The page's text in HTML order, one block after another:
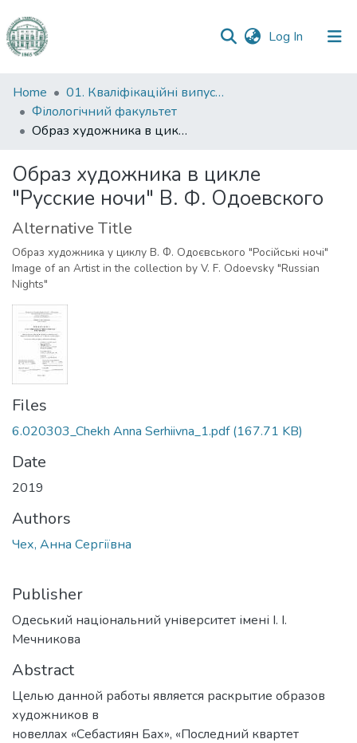
Log In (current)
Communities
&
Collections
Statistics
Home
01. Кваліфікаційні випускні роботи здобувачів вищої освіти
Філологічний факультет
Образ художника в цикле "Русские ночи" В. Ф. Одоевского
Образ художника в цикле
"Русские ночи" В. Ф. Одоевского
Alternative Title
Образ художника у циклу В. Ф. Одоєвського "Російські ночі"
Image of an Artist in the collection by V. F. Odoevsky "Russian
Nights"
Files
6.020303_Chekh Anna Serhiivna_1.pdf(167.71 KB)
Date
2019
Authors
Чех, Анна Сергіївна
Publisher
Одеський національний університет імені І. І.
Мечникова
Abstract
Целью данной работы является раскрытие образов
художников в
новеллах «Себастиян Бах», «Последний квартет